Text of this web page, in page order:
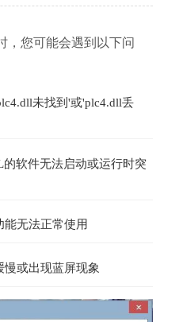
，您可能会遇到以下问
未找到'或'plc4.dll丢
的软件无法启动或运行时突
能无法正常使用
慢或出现蓝屏现象